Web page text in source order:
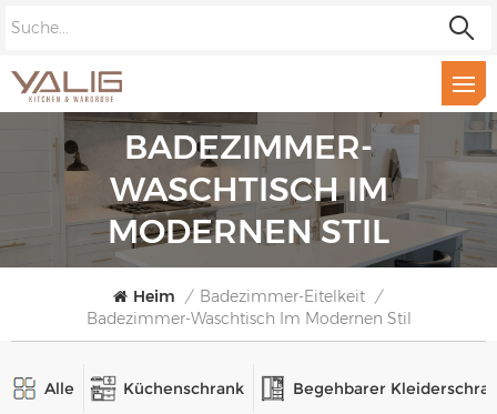
BADEZIMMER-
WASCHTISCH IM
MODERNEN STIL
Heim / Badezimmer-Eitelkeit /
Badezimmer-Waschtisch Im Modernen Stil
Alle Küchenschrank Begehbarer